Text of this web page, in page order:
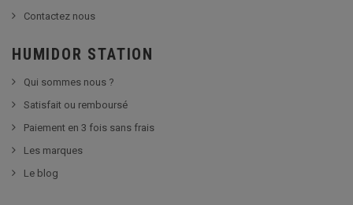
Contactez nous
HUMIDOR STATION
Qui sommes nous ?
Satisfait ou remboursé
Paiement en 3 fois sans frais
Les marques
Le blog